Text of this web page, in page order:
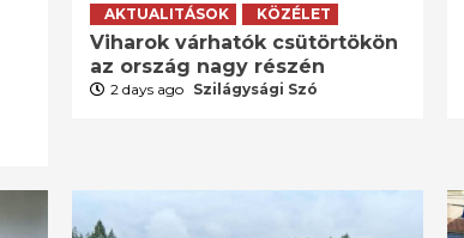
AKTUALITÁSOK KÖZÉLET
Viharok várhatók csütörtökön
az ország nagy részén
2 days ago Szilágysági Szó